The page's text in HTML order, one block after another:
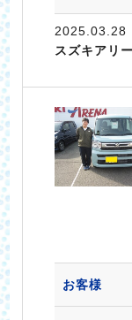
2025.03.28
スズキアリ
お客様